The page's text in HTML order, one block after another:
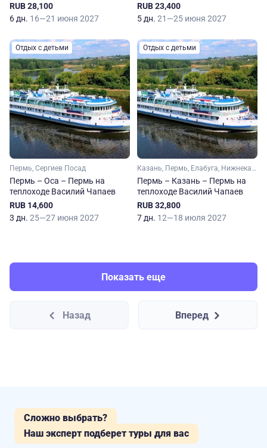
RUB 28,100
6 дн. 16—21 июня 2027
RUB 23,400
5 дн. 21—25 июня 2027
Отдых с детьми
Пермь, Сергиев Посад
Пермь – Оса – Пермь на
теплоходе Василий Чапаев
RUB 14,600
3 дн. 25—27 июня 2027
Отдых с детьми
Казань, Пермь, Елабуга, Нижнекамск
Пермь – Казань – Пермь на
теплоходе Василий Чапаев
RUB 32,800
7 дн. 12—18 июля 2027
Показать еще
Назад Вперед
Сложно выбрать?
Наш эксперт подберет туры для вас